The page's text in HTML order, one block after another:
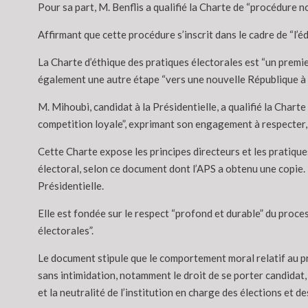
Pour sa part, M. Benflis a qualifié la Charte de “procédure
Affirmant que cette procédure s’inscrit dans le cadre de
La Charte d’éthique des pratiques électorales est “un
également une autre étape “vers une nouvelle République
M. Mihoubi, candidat à la Présidentielle, a qualifié la
competition loyale”, exprimant son engagement à
Cette Charte expose les principes directeurs et les
électoral, selon ce document dont l’APS a obtenu une
Présidentielle.
Elle est fondée sur le respect “profond et durable” du
électorales”.
Le document stipule que le comportement moral relatif au
sans intimidation, notamment le droit de se porter
et la neutralité de l’institution en charge des élections et